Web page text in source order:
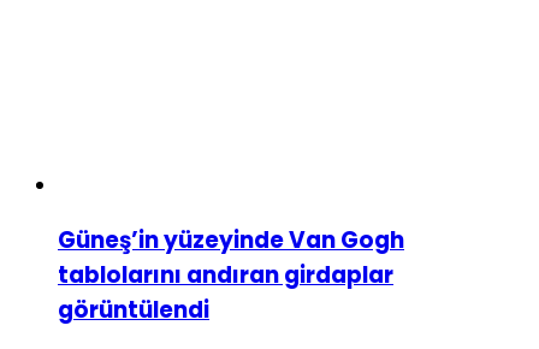
Güneş’in yüzeyinde Van Gogh
tablolarını andıran girdaplar
görüntülendi